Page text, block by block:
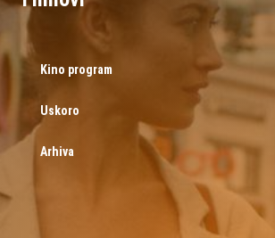
Kino program
Uskoro
Arhiva